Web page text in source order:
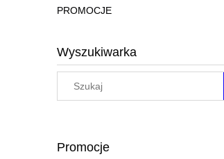
PROMOCJE
Wyszukiwarka
Promocje